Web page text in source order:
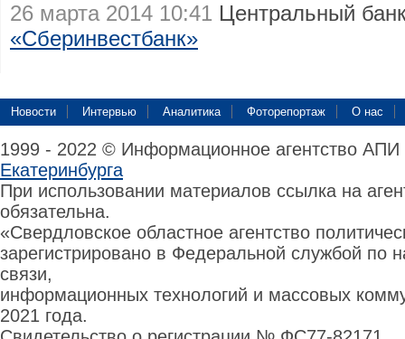
26 марта 2014 10:41 Центральный
«Сберинвестбанк»
Новости Интервью Аналитика Фоторепортаж О нас
1999 - 2022 © Информационное агентство
Екатеринбурга
При использовании материалов ссылка на
обязательна.
«Свердловское областное агентство
зарегистрировано в Федеральной службой по
связи,
информационных технологий и массовых
2021 года.